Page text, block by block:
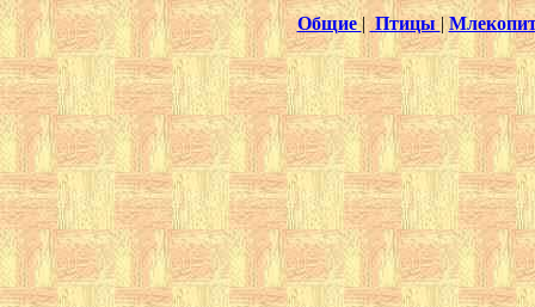
Общие| Птицы |